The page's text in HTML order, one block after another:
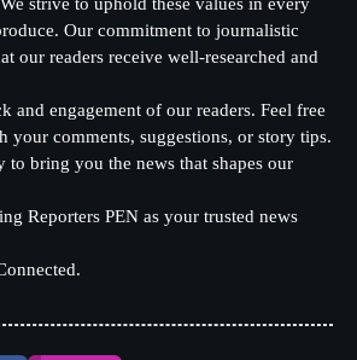
Our commitment to journalistic
our readers receive well-researched and
and engagement of our readers. Feel free
your comments, suggestions, or story tips.
to bring you the news that shapes our
Reporters PEN as your trusted news